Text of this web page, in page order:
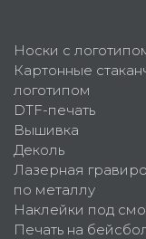
Носки с
Картонные
логотипом
DTF-печать
Вышивка
Деколь
Лазерная
по металлу
Наклейки под
Печать на